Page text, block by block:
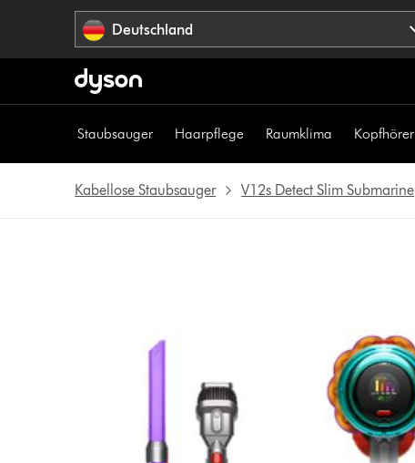
Deutschland
Staubsauger Haarpflege Raumklima Kopfhörer
Kabellose Staubsauger V12s Detect Slim Submarine